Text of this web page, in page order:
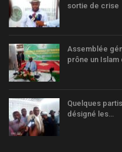
sortie de crise
Assemblée
prône un Islam
Quelques
désigné les…